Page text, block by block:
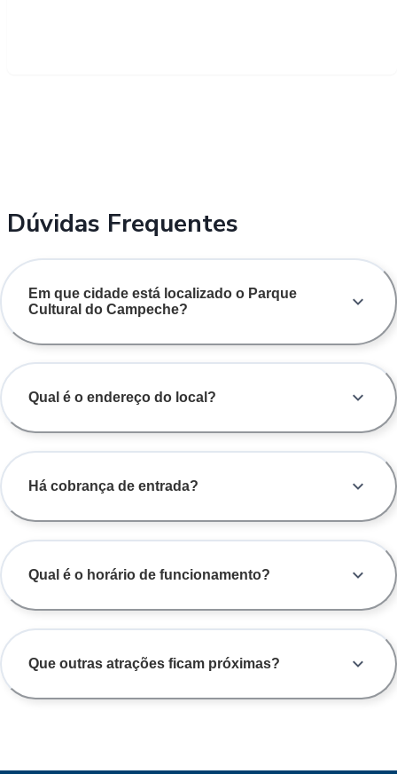
Dúvidas Frequentes
Em que cidade está localizado o Parque
Cultural do Campeche?
Qual é o endereço do local?
Há cobrança de entrada?
Qual é o horário de funcionamento?
Que outras atrações ficam próximas?